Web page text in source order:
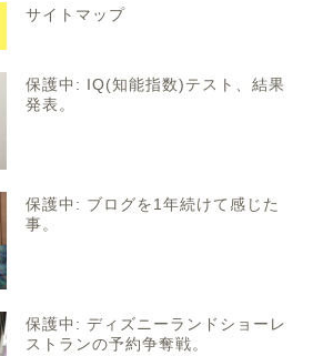
サイトマップ
保護中: IQ(知能指数)テスト、結果
発表。
保護中: ブログを1年続けて感じた
事。
保護中: ディズニーランドショーレ
ストランの予約争奪戦。